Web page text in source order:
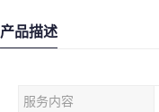
产品描述
服务内容